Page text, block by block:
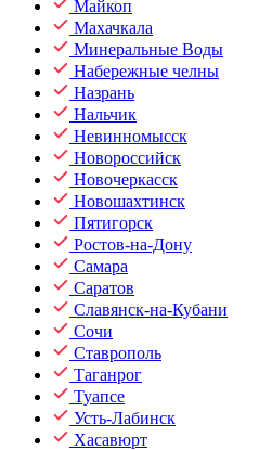
Майкоп
Махачкала
Минеральные Воды
Набережные челны
Назрань
Нальчик
Невинномысск
Новороссийск
Новочеркасск
Новошахтинск
Пятигорск
Ростов-на-Дону
Самара
Саратов
Славянск-на-Кубани
Сочи
Ставрополь
Таганрог
Туапсе
Усть-Лабинск
Хасавюрт